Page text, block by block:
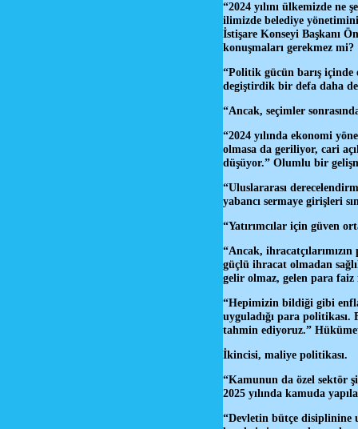
“2024 yılını ülkemizde ne
ilimizde belediye
İstişare Konseyi Başkanı
konuşmaları gerekmez mi?
“Politik gücün barış
degiştirdik bir defa daha
“Ancak, seçimler
“2024 yılında ekonomi
olmasa da geriliyor, cari
düşüyor.” Olumlu bir
“Uluslararası
yabancı sermaye girişleri
“Yatırımcılar için güven
“Ancak,
güçlü ihracat olmadan
gelir olmaz, gelen para
“Hepimizin bildiği gibi
uyguladığı para
tahmin ediyoruz.”
İkincisi, maliye politikası.
“Kamunun da özel sektör
2025 yılında kamuda
“Devletin bütçe disiplinine